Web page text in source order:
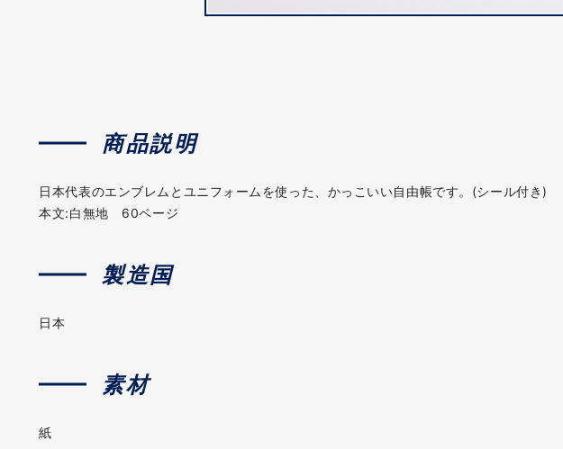
商品説明
日本代表のエンブレムとユニフォームを使った、かっこいい自由帳です。(シール付き)
本文:白無地 60ページ
製造国
日本
素材
紙